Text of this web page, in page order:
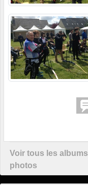
Voir tous les albums
photos